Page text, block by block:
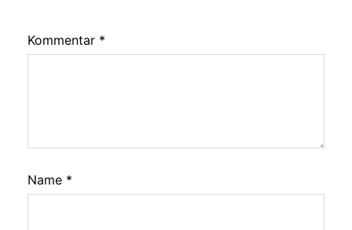
Kommentar *
Name *